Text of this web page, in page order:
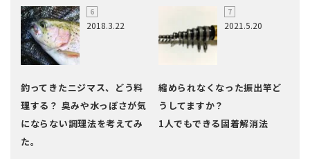
2018.3.22
釣ってきたニジマス、どう料
理する？ 臭みや水っぽさが気
にならない調理法を考えてみ
た。
2021.5.20
縮められなくなった振出竿ど
うしてますか？
1人でもできる固着解消法